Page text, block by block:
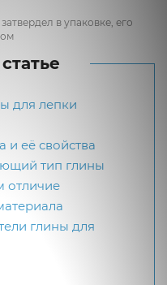
в упаковке, его
для лепки
и её свойства
тип глины
отличие
глины для